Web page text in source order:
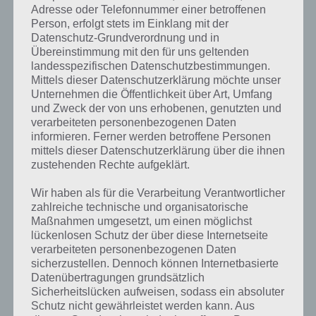
Werkzeug
Werkzeug ist die Lösung für das tägliche Rätsel am 7.3.2020 in 4
Bilder 1 Wort, doch welche Bedeutung hat dieses eigentlich und was
gibt es dazu zu wissen? Passt das Wort auch zu Irland? Zu
bestimmten Lösungen präsentieren wir daher auch immer eine
kurze Begriffserklärung!
Adresse oder Telefonnummer einer betroffenen
Person, erfolgt stets im Einklang mit der
Datenschutz-Grundverordnung und in
Übereinstimmung mit den für uns geltenden
landesspezifischen Datenschutzbestimmungen.
Mittels dieser Datenschutzerklärung möchte unser
Unternehmen die Öffentlichkeit über Art, Umfang
und Zweck der von uns erhobenen, genutzten und
verarbeiteten personenbezogenen Daten
informieren. Ferner werden betroffene Personen
mittels dieser Datenschutzerklärung über die ihnen
zustehenden Rechte aufgeklärt.
Wir haben als für die Verarbeitung Verantwortlicher
zahlreiche technische und organisatorische
Maßnahmen umgesetzt, um einen möglichst
lückenlosen Schutz der über diese Internetseite
verarbeiteten personenbezogenen Daten
sicherzustellen. Dennoch können Internetbasierte
Datenübertragungen grundsätzlich
Sicherheitslücken aufweisen, sodass ein absoluter
Schutz nicht gewährleistet werden kann. Aus